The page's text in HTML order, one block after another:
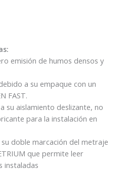
emisión de humos densos y
a su empaque con un
FAST.
su aislamiento deslizante, no
para la instalación en
doble marcación del metraje
que permite leer
instaladas